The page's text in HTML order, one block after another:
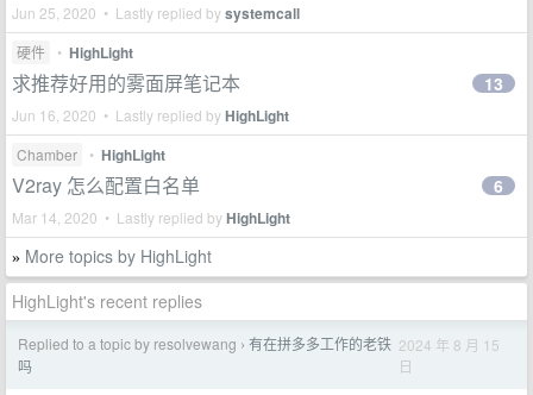
Jun 25, 2020 • Lastly replied bysystemcall
硬件 • HighLight
求推荐好用的雾面屏笔记本
Jun 16, 2020 • Lastly replied byHighLight
13
Chamber • HighLight
V2ray 怎么配置白名单
Mar 14, 2020 • Lastly replied byHighLight
6
» More topics by HighLight
HighLight's recent replies
Replied to a topic by resolvewang › 有在拼多多工作的老铁
吗
2024 年 8 月 15
日